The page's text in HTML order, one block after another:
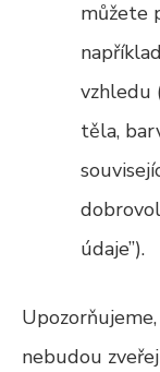
můžete
vzhledu
těla,
údaje”).
nebudou